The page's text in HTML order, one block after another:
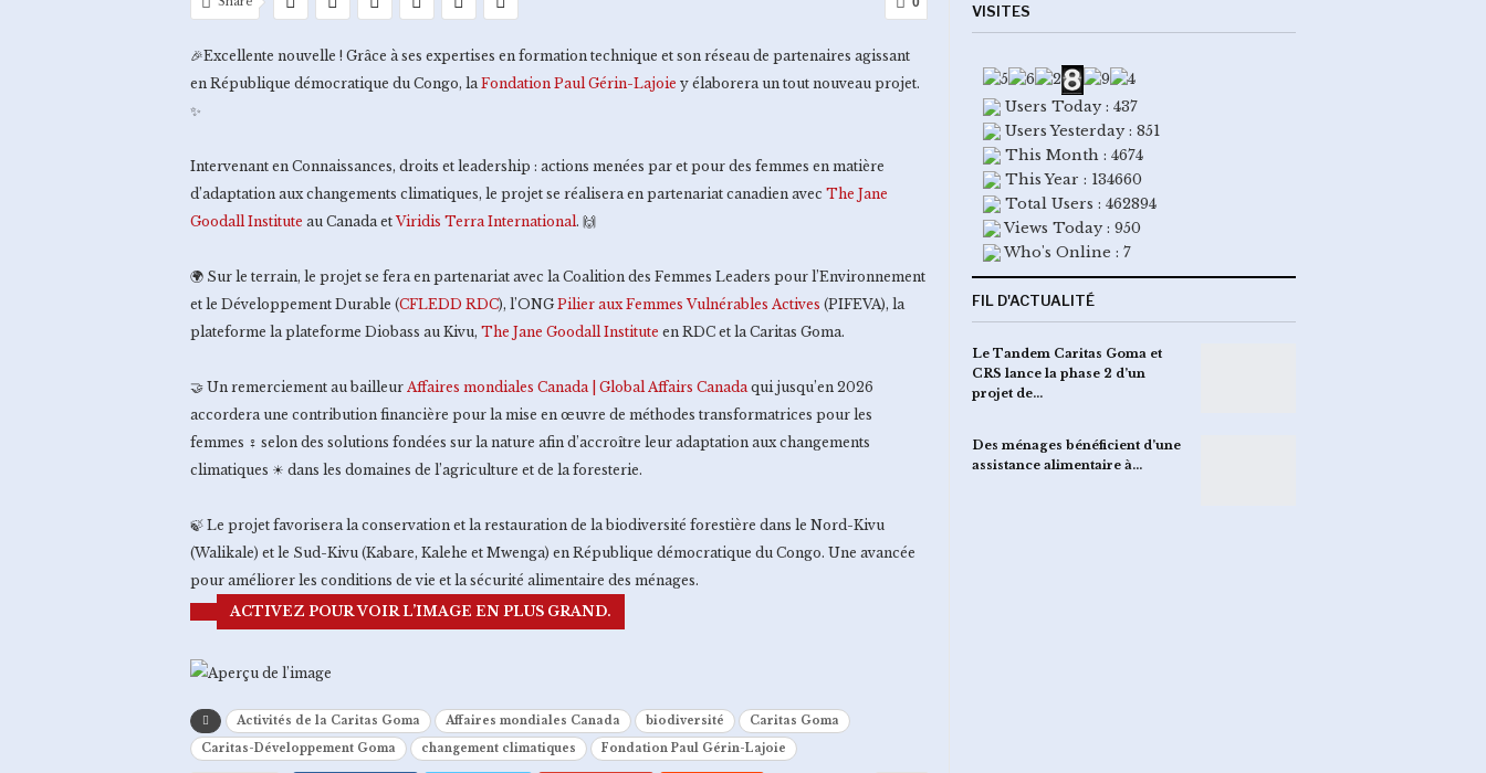
🎉Excellente nouvelle ! Grâce à ses expertises en formation technique et son réseau de partenaires agissant
en République démocratique du Congo, laFondation Paul Gérin-Lajoie y élaborera un tout nouveau projet.
✨
Intervenant en Connaissances, droits et leadership : actions menées par et pour des femmes en matière
d’adaptation aux changements climatiques, le projet se réalisera en partenariat canadien avec The Jane
Goodall Institute au Canada etViridis Terra International. 🙌
🌍 Sur le terrain, le projet se fera en partenariat avec la Coalition des Femmes Leaders pour l’Environnement
et le Développement Durable (CFLEDD RDC), l’ONG Pilier aux Femmes Vulnérables Actives (PIFEVA), la
plateforme la plateforme Diobass au Kivu, The Jane Goodall Institute en RDC et la Caritas Goma.
🤝 Un remerciement au bailleur Affaires mondiales Canada | Global Affairs Canadaqui jusqu’en 2026
accordera une contribution financière pour la mise en œuvre de méthodes transformatrices pour les
femmes ♀ selon des solutions fondées sur la nature afin d’accroître leur adaptation aux changements
climatiques ☀ dans les domaines de l’agriculture et de la foresterie.
🍃 Le projet favorisera la conservation et la restauration de la biodiversité forestière dans le Nord-Kivu
(Walikale) et le Sud-Kivu (Kabare, Kalehe et Mwenga) en République démocratique du Congo. Une avancée
pour améliorer les conditions de vie et la sécurité alimentaire des ménages.
ACTIVEZ POUR VOIR L’IMAGE EN PLUS GRAND.
Activités de la Caritas Goma Affaires mondiales Canada biodiversité
Caritas Goma
Caritas-Développement Goma
changement climatiques Fondation Paul Gérin-Lajoie
VISITES
Users Today : 437
Users Yesterday : 851
This Month : 4674
This Year : 134660
Total Users : 462894
Views Today : 950
Who's Online : 7
FIL D'ACTUALITÉ
Le Tandem Caritas Goma et
CRS lance la phase 2 d’un
projet de…
Des ménages bénéficient d’une
assistance alimentaire à…